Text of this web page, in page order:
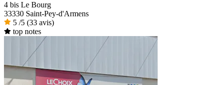
4 bis Le Bourg
33330 Saint-Pey-d'Armens
5 /5 (33 avis)
top notes